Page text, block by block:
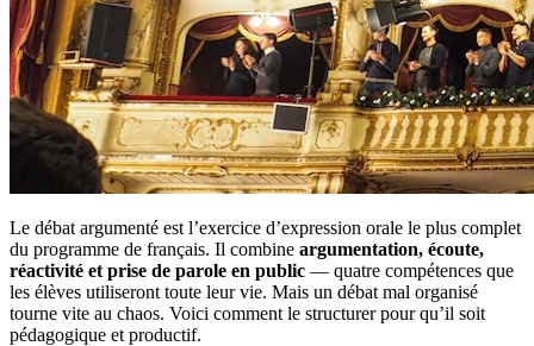
Le débat argumenté est l’exercice d’expression orale le plus complet
du programme de français. Il combine argumentation, écoute,
réactivité et prise de parole en public — quatre compétences que
les élèves utiliseront toute leur vie. Mais un débat mal organisé
tourne vite au chaos. Voici comment le structurer pour qu’il soit
pédagogique et productif.